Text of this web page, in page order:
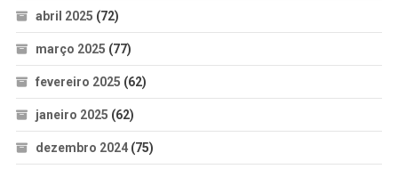
abril 2025 (72)
março 2025 (77)
fevereiro 2025 (62)
janeiro 2025 (62)
dezembro 2024(75)